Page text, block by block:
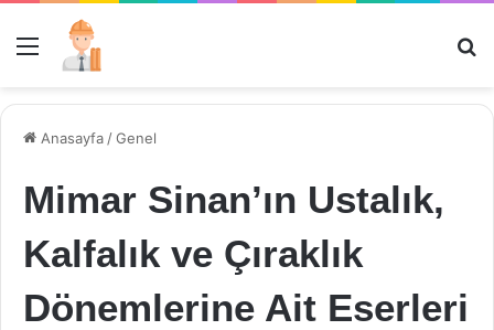
Menü
Anasayfa /Genel
Mimar Sinan’ın Ustalık,
Kalfalık ve Çıraklık
Dönemlerine Ait Eserleri